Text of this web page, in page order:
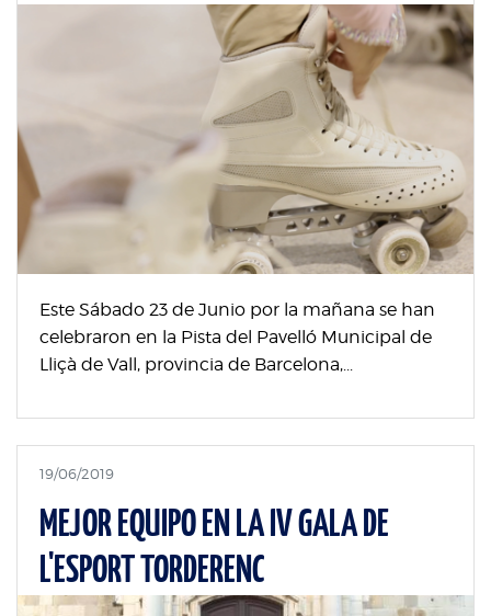
Este Sábado 23 de Junio por la mañana se han
celebraron en la Pista del Pavelló Municipal de
Lliçà de Vall, provincia de Barcelona,...
19/06/2019
MEJOR EQUIPO EN LA IV GALA DE
L'ESPORT TORDERENC